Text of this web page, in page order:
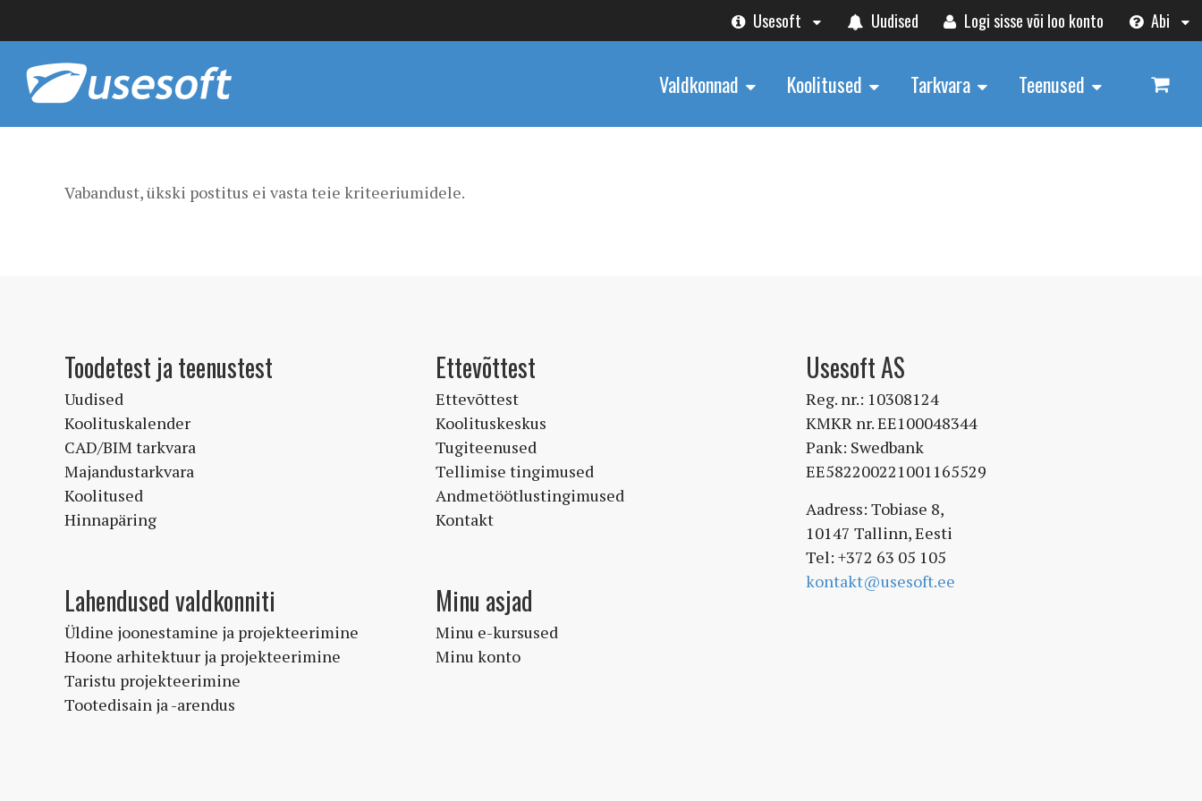
Usesoft Uudised Logi sisse või loo konto Abi
Valdkonnad Koolitused Tarkvara Teenused
Vabandust, ükski postitus ei vasta teie kriteeriumidele.
Toodetest ja teenustest
Uudised
Koolituskalender
CAD/BIM tarkvara
Majandustarkvara
Koolitused
Hinnapäring
Lahendused valdkonniti
Üldine joonestamine ja projekteerimine
Hoone arhitektuur ja projekteerimine
Taristu projekteerimine
Tootedisain ja -arendus
Ettevõttest
Ettevõttest
Koolituskeskus
Tugiteenused
Tellimise tingimused
Andmetöötlustingimused
Kontakt
Minu asjad
Minu e-kursused
Minu konto
Usesoft AS
Reg. nr.: 10308124
KMKR nr. EE100048344
Pank: Swedbank
EE582200221001165529
Aadress: Tobiase 8,
10147 Tallinn, Eesti
Tel: +372 63 05 105
kontakt@usesoft.ee